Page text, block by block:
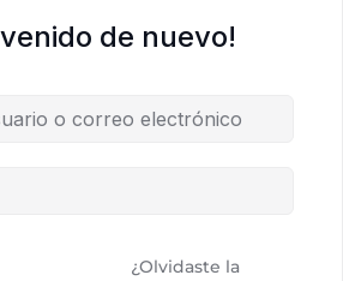
de nuevo!
¿Olvidaste la